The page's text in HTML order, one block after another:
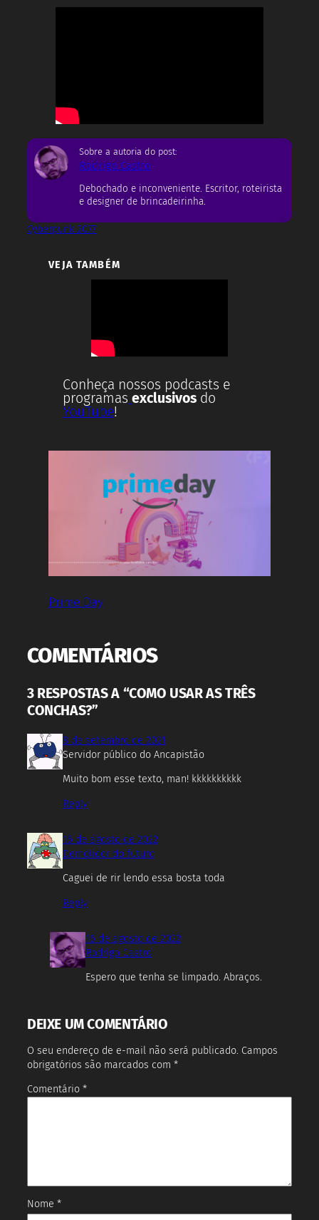
Sobre a autoria do post:
Rodrigo Castro
Debochado e inconveniente. Escritor, roteirista
e designer de brincadeirinha.
Cyberpunk 2077
VEJA TAMBÉM
Conheça nossos podcasts e
programas exclusivos do
YouTube!
Prime Day
COMENTÁRIOS
3 RESPOSTAS A “COMO USAR AS TRÊS
CONCHAS?”
8 de setembro de 2021
Servidor público do Ancapistão
Muito bom esse texto, man! kkkkkkkkkk
Reply
16 de agosto de 2022
Demolidor do futuro
Caguei de rir lendo essa bosta toda
Reply
16 de agosto de 2022
Rodrigo Castro
Espero que tenha se limpado. Abraços.
DEIXE UM COMENTÁRIO
O seu endereço de e-mail não será publicado. Campos
obrigatórios são marcados com *
Comentário *
Nome *